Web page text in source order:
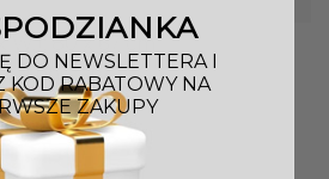
W.): 80 x 67 cm
Tkanina
DO NEWSLETTERA I
KOD RABATOWY NA
ZAKUPY